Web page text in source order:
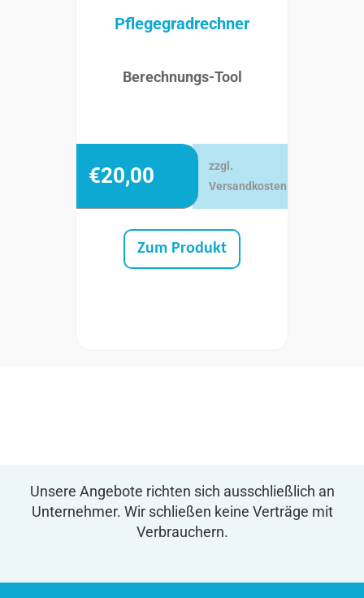
Pflegegradrechner
Berechnungs-Tool
€20,00
zzgl.
Versandkosten
Zum Produkt
Unsere Angebote richten sich ausschließlich an
Unternehmer. Wir schließen keine Verträge mit
Verbrauchern.